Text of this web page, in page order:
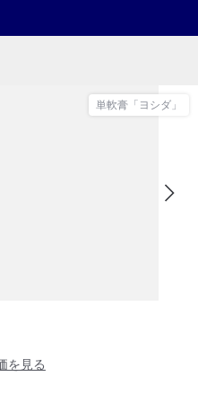
単軟膏「ヨシダ」
を見る